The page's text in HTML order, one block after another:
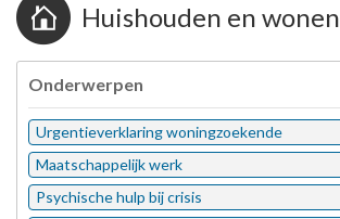
Huishouden en wonen
Onderwerpen
Urgentieverklaring woningzoekende
Maatschappelijk werk
Psychische hulp bij crisis